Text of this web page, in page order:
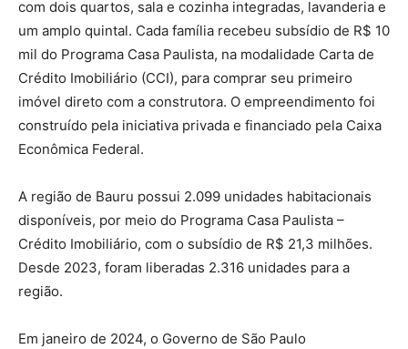
com dois quartos, sala e cozinha integradas, lavanderia e
um amplo quintal. Cada família recebeu subsídio de R$ 10
mil do Programa Casa Paulista, na modalidade Carta de
Crédito Imobiliário (CCI), para comprar seu primeiro
imóvel direto com a construtora. O empreendimento foi
construído pela iniciativa privada e financiado pela Caixa
Econômica Federal.
A região de Bauru possui 2.099 unidades habitacionais
disponíveis, por meio do Programa Casa Paulista –
Crédito Imobiliário, com o subsídio de R$ 21,3 milhões.
Desde 2023, foram liberadas 2.316 unidades para a
região.
Em janeiro de 2024, o Governo de São Paulo